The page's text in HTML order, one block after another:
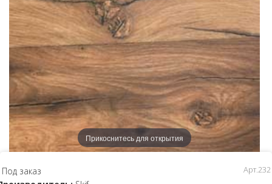
Прикоснитесь для открытия
Под заказ